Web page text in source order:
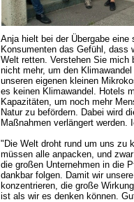
Anja hielt bei der Übergabe
Konsumenten das Gefühl, dass
Welt retten. Verstehen Sie
nicht mehr, um den
unseren eigenen kleinen
es keinen Klimawandel. Hotels
Kapazitäten, um noch mehr
Natur zu befördern. Dabei wird
Maßnahmen verlängert
"Die Welt droht rund um uns zu
müssen alle anpacken, und
die großen Unternehmen in die
dankbar folgen. Damit wir
konzentrieren, die große
ist als wir es denken können.